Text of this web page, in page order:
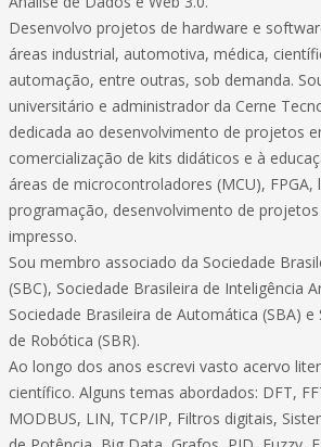
Desenvolvo projetos de hardware e
áreas industrial, automotiva, médica,
automação, entre outras, sob demanda.
universitário e administrador da Cerne
dedicada ao desenvolvimento de projetos
comercialização de kits didáticos e à
áreas de microcontroladores (MCU), FPGA,
programação, desenvolvimento de
impresso.
Sou membro associado da Sociedade
(SBC), Sociedade Brasileira de Inteligência
Sociedade Brasileira de Automática (SBA) e
de Robótica (SBR).
Ao longo dos anos escrevi vasto acervo
científico. Alguns temas abordados: DFT,
MODBUS, LIN, TCP/IP, Filtros digitais,